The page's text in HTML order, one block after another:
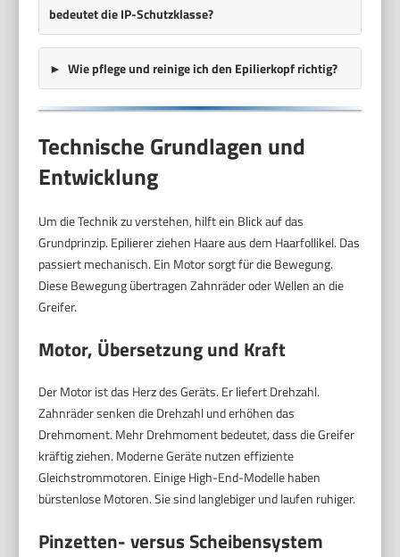
bedeutet die IP-Schutzklasse?
Wie pflege und reinige ich den Epilierkopf richtig?
Technische Grundlagen und
Entwicklung
Um die Technik zu verstehen, hilft ein Blick auf das
Grundprinzip. Epilierer ziehen Haare aus dem Haarfollikel. Das
passiert mechanisch. Ein Motor sorgt für die Bewegung.
Diese Bewegung übertragen Zahnräder oder Wellen an die
Greifer.
Motor, Übersetzung und Kraft
Der Motor ist das Herz des Geräts. Er liefert Drehzahl.
Zahnräder senken die Drehzahl und erhöhen das
Drehmoment. Mehr Drehmoment bedeutet, dass die Greifer
kräftig ziehen. Moderne Geräte nutzen effiziente
Gleichstrommotoren. Einige High-End-Modelle haben
bürstenlose Motoren. Sie sind langlebiger und laufen ruhiger.
Pinzetten- versus Scheibensystem